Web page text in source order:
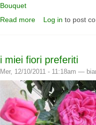
Bouquet
Read more about i miei bouquet
Log in to post
i miei fiori preferiti
Mer, 12/10/2011 - 11:18am —